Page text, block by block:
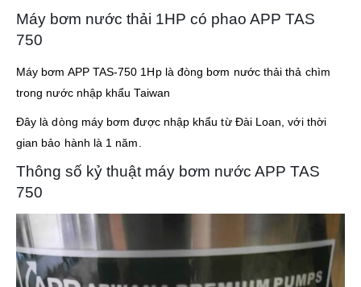
Máy bơm nước thải 1HP có phao APP TAS
750
Máy bơm APP TAS-750 1Hp là đòng bơm nước thải thả chìm
trong nước nhập khẩu Taiwan
Đây là dòng máy bơm được nhập khẩu từ Đài Loan, với thời
gian bảo hành là 1 năm.
Thông số kỷ thuật máy bơm nước APP TAS
750